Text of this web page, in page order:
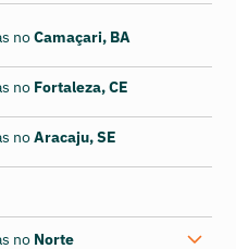
noCamaçari, BA
no Fortaleza, CE
noAracaju, SE
no Norte